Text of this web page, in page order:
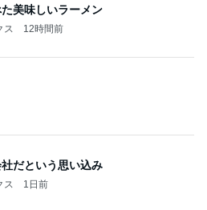
美味しいラーメン
ス 12時間前
プールで泳ぎ日焼け
ス 1日前